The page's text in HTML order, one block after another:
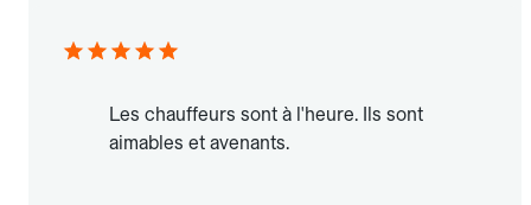
Les chauffeurs sont à l'heure. Ils sont
aimables et avenants.